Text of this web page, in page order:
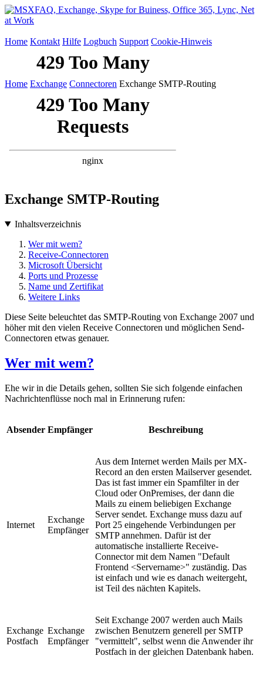
Home Kontakt Hilfe Logbuch Support Cookie-Hinweis
Home Exchange Connectoren Exchange SMTP-Routing
Exchange SMTP-Routing
Inhaltsverzeichnis
Wer mit wem?
Receive-Connectoren
Microsoft Übersicht
Ports und Prozesse
Name und Zertifikat
Weitere Links
Diese Seite beleuchtet das SMTP-Routing von Exchange 2007 und
höher mit den vielen Receive Connectoren und möglichen Send-
Connectoren etwas genauer.
Wer mit wem?
Ehe wir in die Details gehen, sollten Sie sich folgende einfachen
Nachrichtenflüsse noch mal in Erinnerung rufen:
Absender Empfänger Beschreibung
Internet
Exchange
Empfänger
Aus dem Internet werden Mails per MX-
Record an den ersten Mailserver gesendet.
Das ist fast immer ein Spamfilter in der
Cloud oder OnPremises, der dann die
Mails zu einem beliebigen Exchange
Server sendet. Exchange muss dazu auf
Port 25 eingehende Verbindungen per
SMTP annehmen. Dafür ist der
automatische installierte Receive-
Connector mit dem Namen "Default
Frontend <Servername>" zuständig. Das
ist einfach und wie es danach weitergeht,
ist Teil des nächten Kapitels.
Exchange
Postfach
Exchange
Empfänger
Seit Exchange 2007 werden auch Mails
zwischen Benutzern generell per SMTP
"vermittelt", selbst wenn die Anwender ihr
Postfach in der gleichen Datenbank haben.